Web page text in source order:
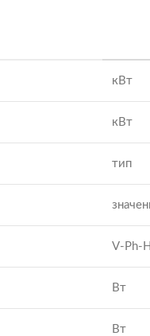
кВт
кВт
тип
V-Ph-
Вт
Вт